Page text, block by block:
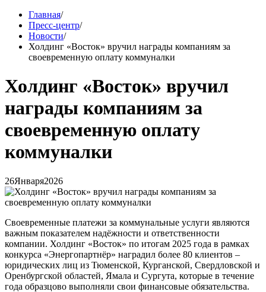
Главная/
Пресс-центр/
Новости/
Холдинг «Восток» вручил награды компаниям за
своевременную оплату коммуналки
Холдинг «Восток» вручил
награды компаниям за
своевременную оплату
коммуналки
26Января2026
Своевременные платежи за коммунальные услуги являются
важным показателем надёжности и ответственности
компании. Холдинг «Восток» по итогам 2025 года в рамках
конкурса «Энергопартнёр» наградил более 80 клиентов –
юридических лиц из Тюменской, Курганской, Свердловской и
Оренбургской областей, Ямала и Сургута, которые в течение
года образцово выполняли свои финансовые обязательства.